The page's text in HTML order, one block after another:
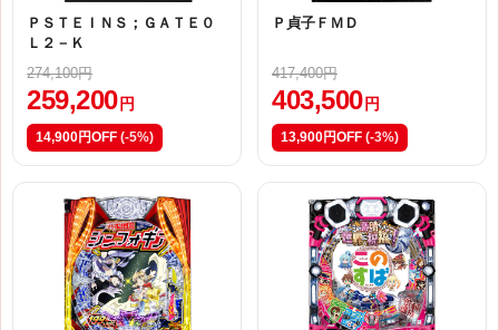
ＰＳＴＥＩＮＳ；ＧＡＴＥ０
Ｌ２－Ｋ
274,100円
259,200 円
14,900円OFF (-5%)
Ｐ貞子ＦＭＤ
417,400円
403,500 円
13,900円OFF (-3%)